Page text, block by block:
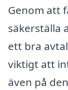
Genom att
säkerställa
ett bra
viktigt att
även på